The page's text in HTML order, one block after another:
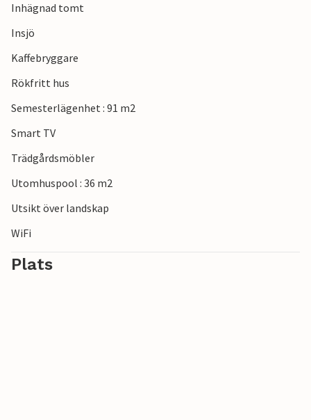
Inhägnad tomt
Insjö
Kaffebryggare
Rökfritt hus
Semesterlägenhet : 91 m2
Smart TV
Trädgårdsmöbler
Utomhuspool : 36 m2
Utsikt över landskap
WiFi
Plats